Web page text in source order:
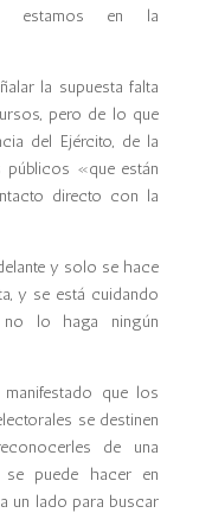
estamos en la
la supuesta falta
pero de lo que
del Ejército, de la
«que están
directo con la
y solo se hace
y se está cuidando
lo haga ningún
que los
se destinen
de una
se puede hacer en
un lado para buscar